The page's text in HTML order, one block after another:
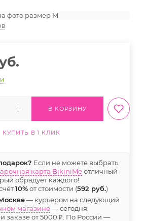
фото размер M
В КОРЗИНУ
КУПИТЬ В 1 КЛИК
Если не можете выбрать
карта BikiniMeотличный
обрадует каждого!
10%от стоимости (592 руб.)
— курьером на следующий
магазине— сегодня.
заказе от 5000 ₽. По России —